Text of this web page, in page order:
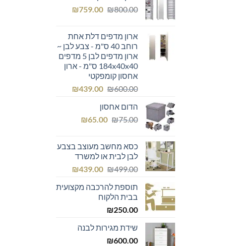
₪300.00.
₪299.00.
₪800.00
המחיר
₪800.00.
₪759.00
המחיר
₪759.00.ארון מדפים דלת אחת
רוחב 40 ס"מ - צבע לבן ~
ארון מדפים לבן 5 מדפים
184x40x40 ס"מ - ארון
אחסון קומפקטי
₪600.00
המחיר
היה:
₪600.00.
₪439.00
המחיר
הדום אחסון
₪75.00
המחיר
₪75.00.
₪65.00
המחיר
₪65.00.
כסא מחשב מעוצב בצבע
לבן לבית או למשרד
₪499.00
המחיר
היה:
₪499.00.
₪439.00
המחיר
הוא:
תוספת להרכבה מקצועית
בבית הלקוח
₪250.00
שידת מגירות לבנה
₪600.00